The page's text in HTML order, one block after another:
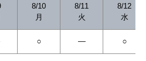
8/10
月
8/11
火
8/12
水
○ ― ○